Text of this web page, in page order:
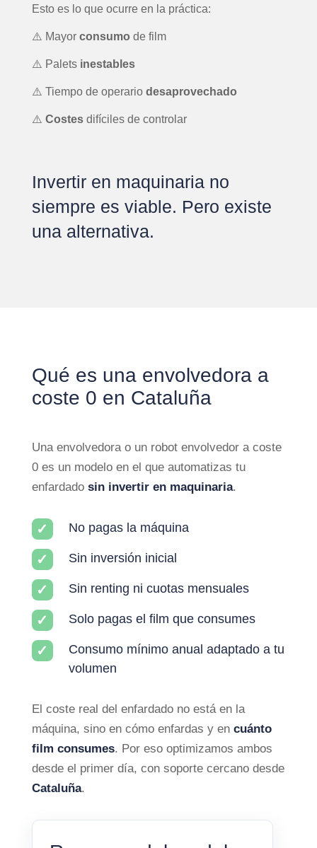
Esto es lo que ocurre en la práctica:
⚠️ Mayor consumo de film
⚠️ Palets inestables
⚠️ Tiempo de operario desaprovechado
⚠️ Costesdifíciles de controlar
Invertir en maquinaria no
siempre es viable. Pero existe
una alternativa.
Qué es una envolvedora a
coste 0 en Cataluña
Una envolvedora o un robot envolvedor a coste
0 es un modelo en el que automatizas tu
enfardado sin invertir en maquinaria.
No pagas la máquina
Sin inversión inicial
Sin renting ni cuotas mensuales
Solo pagas el film que consumes
Consumo mínimo anual adaptado a tu
volumen
El coste real del enfardado no está en la
máquina, sino en cómo enfardas y en cuánto
film consumes. Por eso optimizamos ambos
desde el primer día, con soporte cercano desde
Cataluña.